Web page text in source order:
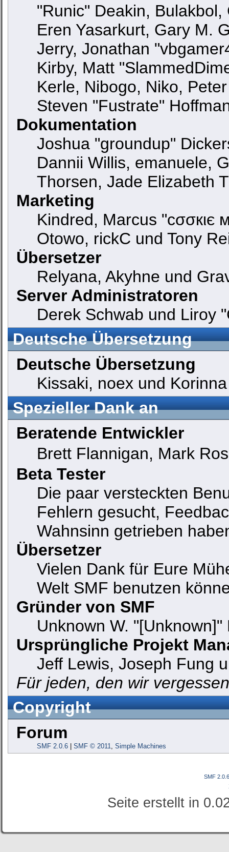
"Runic" Deakin,
Eren Yasarkurt, Gary M.
Jerry, Jonathan
Kirby, Matt
Kerle, Nibogo, Niko,
Steven "Fustrate"
Dokumentation
Joshua "groundup"
Dannii Willis, emanuele,
Thorsen, Jade Elizabeth
Marketing
Kindred, Marcus "cσσкιє
Otowo, rickC und Tony
Übersetzer
Relyana, Akyhne und
Server Administratoren
Derek Schwab und Liroy
Deutsche Übersetzung
Deutsche Übersetzung
Kissaki, noex und
Spezieller Dank an
Beratende Entwickler
Brett Flannigan, Mark
Beta Tester
Die paar versteckten
Fehlern gesucht,
Wahnsinn getrieben
Übersetzer
Vielen Dank für Eure
Welt SMF benutzen
Gründer von SMF
Unknown W. "[Unknown]"
Ursprüngliche Projekt
Jeff Lewis, Joseph Fung
Für jeden, den wir
Copyright
Forum
SMF 2.0.6| SMF © 2011 Simple Machines
SMF 2.0.6
Seite erstellt in